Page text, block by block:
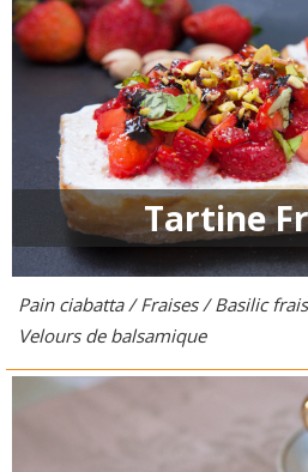
Tartine
Pain ciabatta / Fraises / Basilic
Velours de balsamique